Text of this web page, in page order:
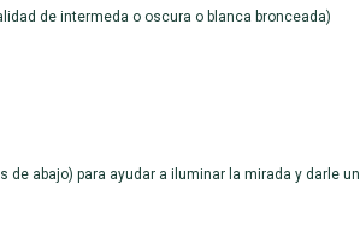
de intermeda o oscura o blanca bronceada)
abajo) para ayudar a iluminar la mirada y darle